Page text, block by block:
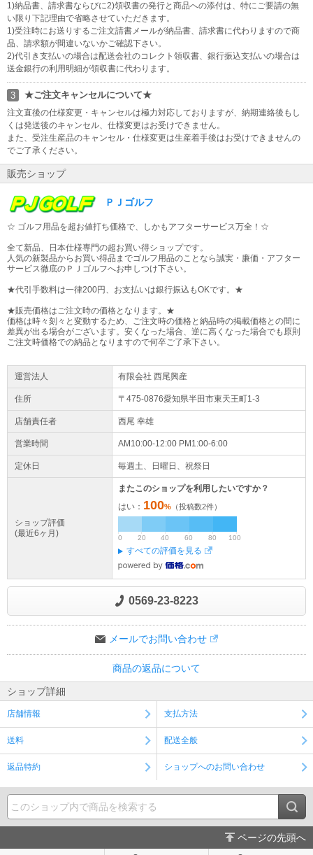
1)納品書、請求書ならびに2)領収書の発行と商品への添付は、特にご要請の無
い限り下記理由で省略させていただきます。
1)受注時にお送りするご注文請書メールが納品書、請求書に代わりますので商
品、請求額が間違いないかご確認下さい。
2)代引き支払いの場合は配送会社のコレクト領収書、銀行振込支払いの場合は
送金銀行の利用明細が領収書に代わります。
3 ★ご注文キャンセルについて★
注文直後の仕様変更・キャンセルは極力対応しておりますが、納期連絡後もし
くは発送後のキャンセル、仕様変更はお受けできません。
また、受注生産品のキャンセル・仕様変更は生産着手後はお受けできませんの
でご了承ください。
販売ショップ
ＰＪゴルフ
☆ ゴルフ用品を超お値打ち価格で、しかもアフターサービス万全！☆
全て新品、日本仕様専門の超お買い得ショップです。
人気の新製品からお買い得品までゴルフ用品のことなら誠実・廉価・アフター
サービス徹底のＰＪゴルフへお申しつけ下さい。
★代引手数料は一律200円、お支払いは銀行振込もOKです。★
★販売価格はご注文時の価格となります。★
価格は時々刻々と変動するため、ご注文時の価格と納品時の掲載価格との間に
差異が出る場合がございます。安くなった場合、逆に高くなった場合でも原則
ご注文時価格での納品となりますので何卒ご了承下さい。
運営法人 有限会社 西尾興産
住所 〒475-0876愛知県半田市東天王町1-3
店舗責任者 西尾 幸雄
営業時間 AM10:00-12:00 PM1:00-6:00
定休日 毎週土、日曜日、祝祭日
ショップ評価
(最近6ヶ月)
またこのショップを利用したいですか？
はい： 100% （投稿数2件）
0 20 40 60 80 100
すべての評価を見る
0569-23-8223
メールでお問い合わせ
商品の返品について
ショップ詳細
店舗情報 支払方法
送料 配送全般
返品特約 ショップへのお問い合わせ
ページの先頭へ